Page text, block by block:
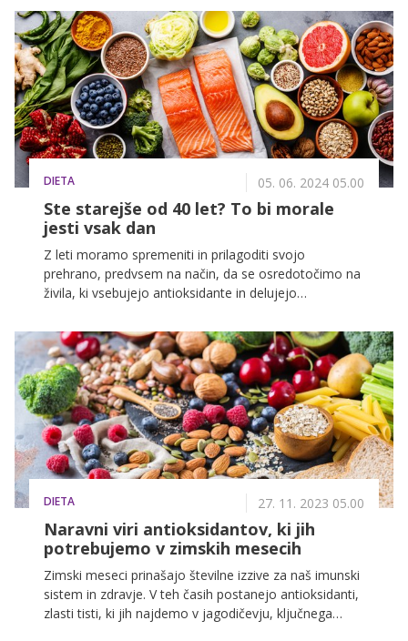
DIETA 05. 06. 2024 05.00
Ste starejše od 40 let? To bi morale
jesti vsak dan
Z leti moramo spremeniti in prilagoditi svojo
prehrano, predvsem na način, da se osredotočimo na
živila, ki vsebujejo antioksidante in delujejo
spadajo v to skupino in jih je brez dvoma vredno
vključiti v naš vsakdan.
DIETA 27. 11. 2023 05.00
Naravni viri antioksidantov, ki jih
potrebujemo v zimskih mesecih
Zimski meseci prinašajo številne izzive za naš imunski
sistem in zdravje. V teh časih postanejo antioksidanti,
zlasti tisti, ki jih najdemo v jagodičevju, ključnega